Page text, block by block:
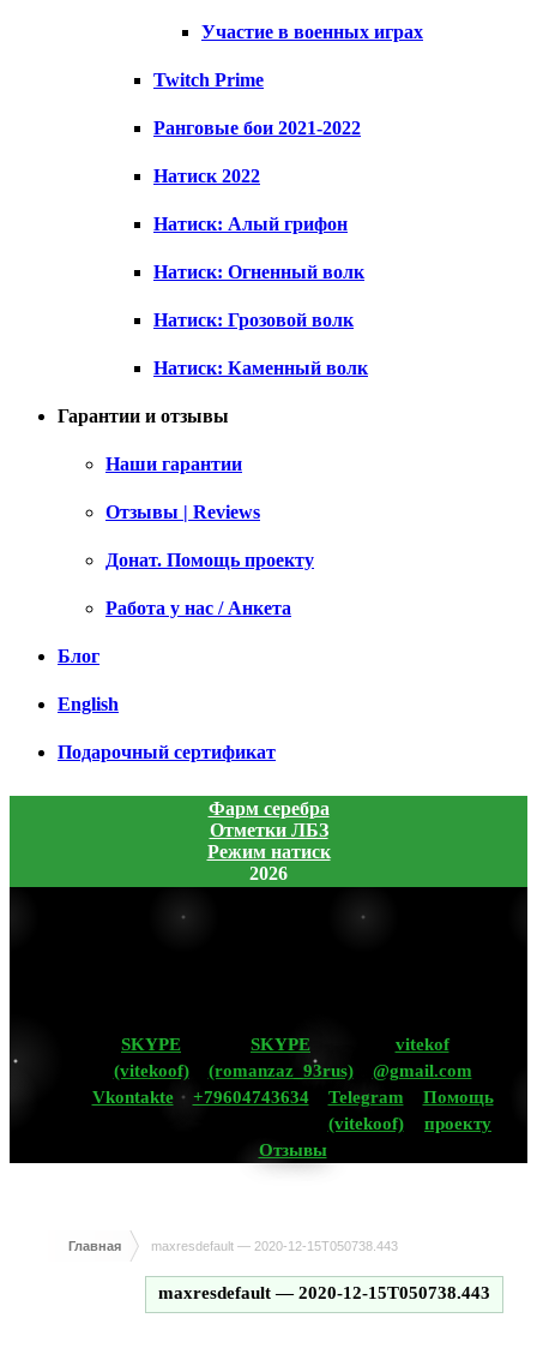
Участие в военных играх
Twitch Prime
Ранговые бои 2021-2022
Натиск 2022
Натиск: Алый грифон
Натиск: Огненный волк
Натиск: Грозовой волк
Натиск: Каменный волк
Гарантии и отзывы
Наши гарантии
Отзывы | Reviews
Донат. Помощь проекту
Работа у нас / Анкета
Блог
English
Подарочный сертификат
Фарм серебра
Отметки ЛБЗ
Режим натиск
2026
SKYPE
(vitekoof)
SKYPE
(romanzaz_93rus)
vitekof
@gmail.com
Vkontakte
+79604743634
Telegram
(vitekoof)
Помощь
проекту
Отзывы
Главная maxresdefault — 2020-12-15T050738.443
maxresdefault — 2020-12-15T050738.443